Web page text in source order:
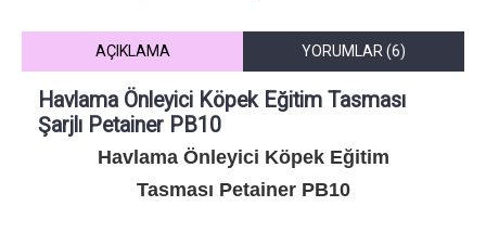
AÇIKLAMA YORUMLAR (6)
Havlama Önleyici Köpek Eğitim Tasması
Şarjlı Petainer PB10
Havlama Önleyici Köpek Eğitim
Tasması Petainer PB10